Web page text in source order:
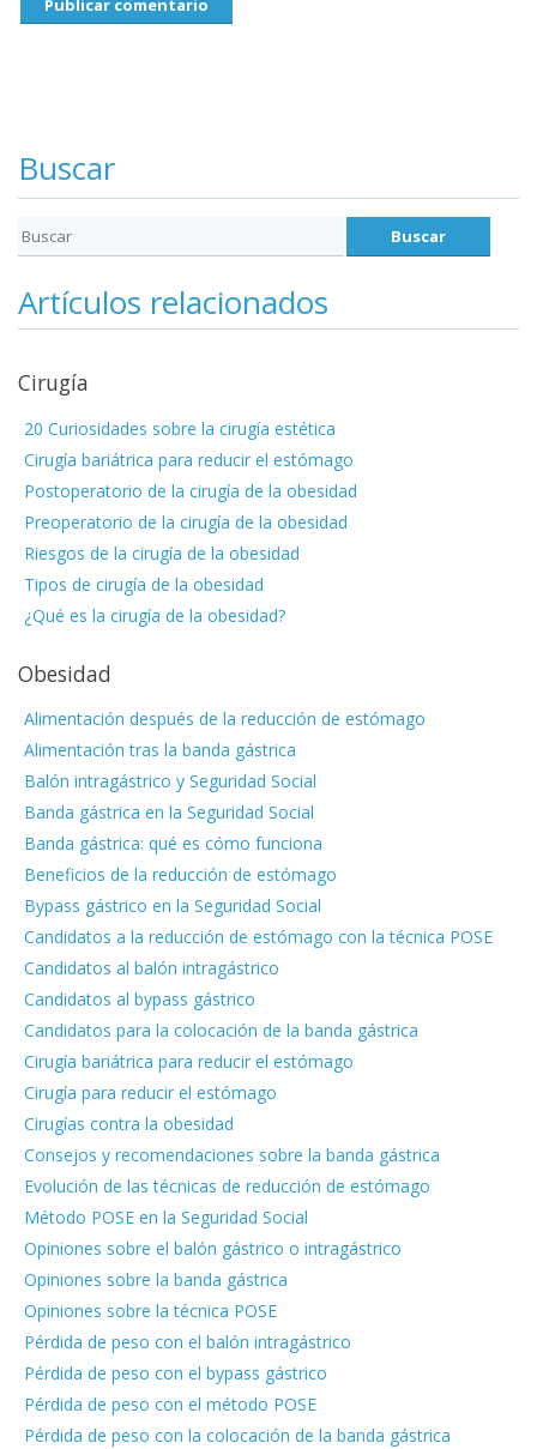
Buscar
Artículos relacionados
Cirugía
20 Curiosidades sobre la cirugía estética
Cirugía bariátrica para reducir el estómago
Postoperatorio de la cirugía de la obesidad
Preoperatorio de la cirugía de la obesidad
Riesgos de la cirugía de la obesidad
Tipos de cirugía de la obesidad
¿Qué es la cirugía de la obesidad?
Obesidad
Alimentación después de la reducción de estómago
Alimentación tras la banda gástrica
Balón intragástrico y Seguridad Social
Banda gástrica en la Seguridad Social
Banda gástrica: qué es cómo funciona
Beneficios de la reducción de estómago
Bypass gástrico en la Seguridad Social
Candidatos a la reducción de estómago con la técnica POSE
Candidatos al balón intragástrico
Candidatos al bypass gástrico
Candidatos para la colocación de la banda gástrica
Cirugía bariátrica para reducir el estómago
Cirugía para reducir el estómago
Cirugías contra la obesidad
Consejos y recomendaciones sobre la banda gástrica
Evolución de las técnicas de reducción de estómago
Método POSE en la Seguridad Social
Opiniones sobre el balón gástrico o intragástrico
Opiniones sobre la banda gástrica
Opiniones sobre la técnica POSE
Pérdida de peso con el balón intragástrico
Pérdida de peso con el bypass gástrico
Pérdida de peso con el método POSE
Pérdida de peso con la colocación de la banda gástrica